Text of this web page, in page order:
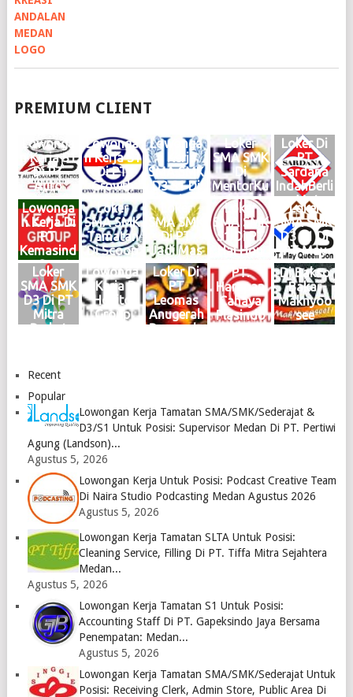
PREMIUM CLIENT
Lowonga
n Kerja S1
Di PT
Auto
Dinamik
Sentosa
Medan
Juni 2026
Logo
Lowonga
n Kerja S1
Di PT
Growth
Steel
Group
Medan
Mei 2026
Logo
Lowonga
n Kerja
SMA SMK
D3 S1 Di
Group
Medan
Mei 2026
Logo
Loker
SMA SMK
Di
MentorKu
Indonesia
Medan
Maret
2025
Logo
Loker Di
PT
Sardana
IndahBerli
an Motor
Medan
Februari
2025
Logo
Lowonga
n Kerja Di
PT
Kemasind
o Cepat
Medan
Oktober
2024
Logo
Loker
SMA SMK
Tamatan
Di Scoop
Medan
Juni 2024
Logo
Loker
SMA SMK
Di PT
Jadi Mas
Medan
KIM
Mabar
April
2024
Loker
SMA SMK
S1 Di PT
Hai Hou
Group
Medan
Januari
2024
Logo
Loker
SMA SMK
D3 S1 Di
PT May
Queen
Son
Medan
2024
Logo
Loker
SMA SMK
D3 Di PT
Mitra
Berkat
2023
Lowonga
n Kerja Di
Hokito
Group
Loker Di
PT
Leomas
Anugerah
Bersauda
PT.
Harapan
Cahaya
Plasindo
Di Bakso
Bakar
Maknyoo
see
Recent
Popular
Lowongan Kerja Tamatan SMA/SMK/Sederajat &
D3/S1 Untuk Posisi: Supervisor Medan Di PT. Pertiwi
Agung (Landson)...
Agustus 5, 2026
Lowongan Kerja Untuk Posisi: Podcast Creative Team
Di Naira Studio Podcasting Medan Agustus 2026
Agustus 5, 2026
Lowongan Kerja Tamatan SLTA Untuk Posisi:
Cleaning Service, Filling Di PT. Tiffa Mitra Sejahtera
Medan...
Agustus 5, 2026
Lowongan Kerja Tamatan S1 Untuk Posisi:
Accounting Staff Di PT. Gapeksindo Jaya Bersama
Penempatan: Medan...
Agustus 5, 2026
Lowongan Kerja Tamatan SMA/SMK/Sederajat Untuk
Posisi: Receiving Clerk, Admin Store, Public Area Di